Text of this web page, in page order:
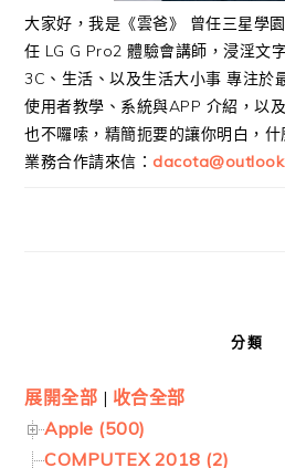
大家好，我是《雲爸》 曾任三星學
任 LG G Pro2 體驗會講師，浸淫文
3C、生活、以及生活大小事 專注於
使用者教學、系統與APP 介紹，以
也不囉嗦，精簡扼要的讓你明白，什
業務合作請來信：
分類
展開全部 | 收合全部
Apple (500)
COMPUTEX 2018 (2)